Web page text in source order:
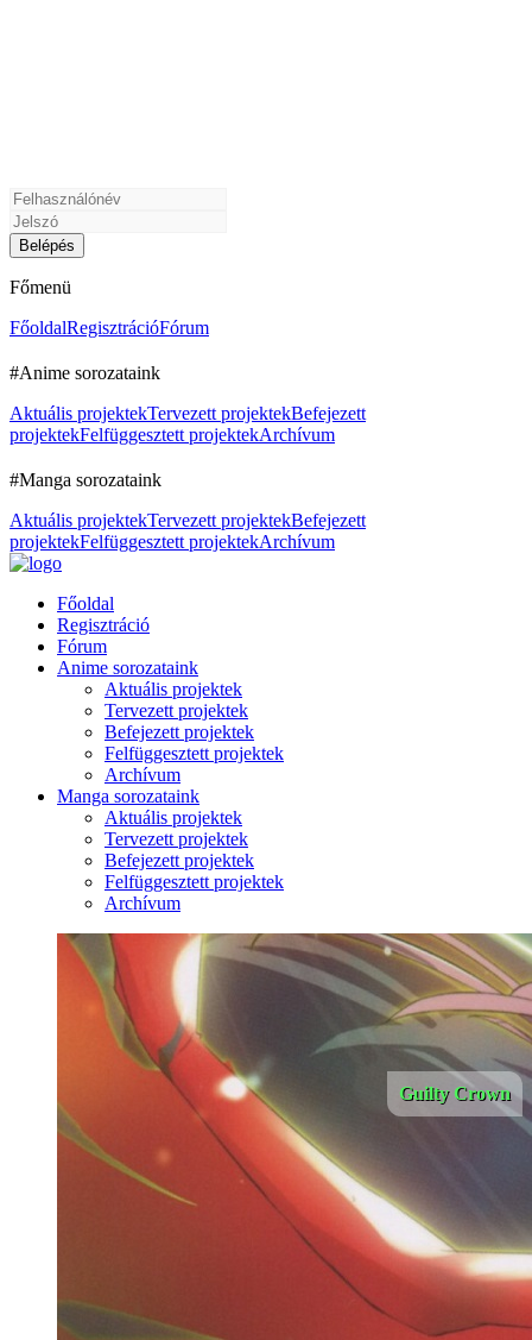
Főmenü
FőoldalRegisztrációFórum
#Anime sorozataink
Aktuális projektekTervezett projektekBefejezett
projektekFelfüggesztett projektekArchívum
#Manga sorozataink
Aktuális projektekTervezett projektekBefejezett
projektekFelfüggesztett projektekArchívum
Főoldal
Regisztráció
Fórum
Anime sorozataink
Aktuális projektek
Tervezett projektek
Befejezett projektek
Felfüggesztett projektek
Archívum
Manga sorozataink
Aktuális projektek
Tervezett projektek
Befejezett projektek
Felfüggesztett projektek
Archívum
Guilty Crown